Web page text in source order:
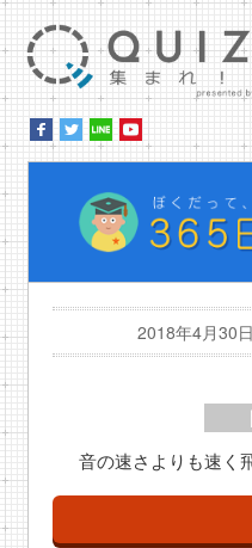
2018年4月30
音の速さよりも速く